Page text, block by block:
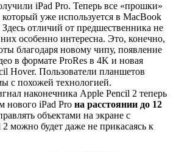
iPad Pro. Теперь все «прошки»
уже используется в MacBook
отличий от предшественника не
особенно интересна. Это, конечно,
благодаря новому чипу, появление
в формате ProRes в 4K и новая
Hover. Пользователи планшетов
с похожей технологией.
наконечника Apple Pencil 2 теперь
нового iPad Pro на расстоянии до 12
объектами на экране с
можно будет даже не прикасаясь к